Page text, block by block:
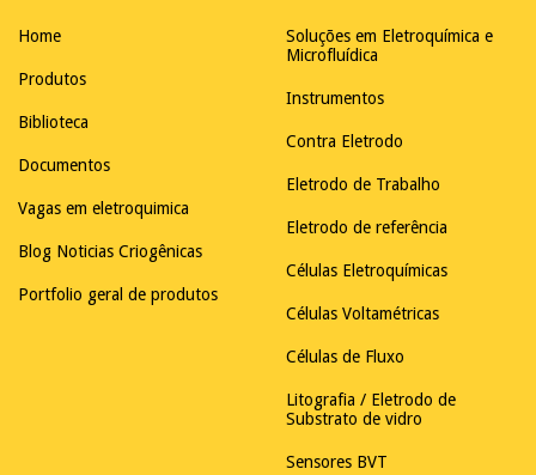
Home
Produtos
Biblioteca
Documentos
Vagas em eletroquimica
Blog Noticias Criogênicas
Portfolio geral de produtos
Soluções em Eletroquímica e
Microfluídica
Instrumentos
Contra Eletrodo
Eletrodo de Trabalho
Eletrodo de referência
Células Eletroquímicas
Células Voltamétricas
Células de Fluxo
Litografia / Eletrodo de
Substrato de vidro
Sensores BVT